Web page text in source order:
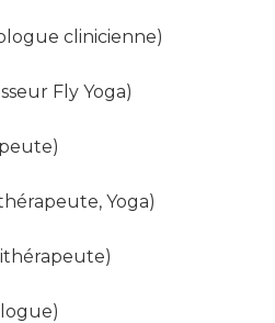
clinicienne)
Fly Yoga)
Yoga)